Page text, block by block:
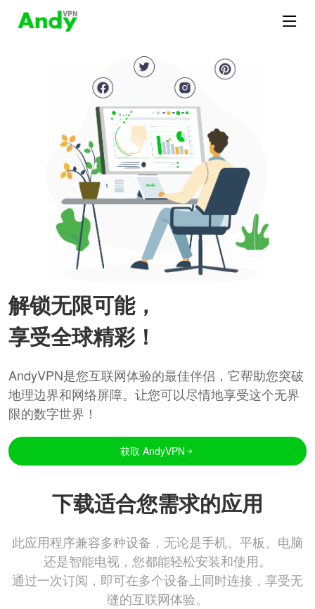
解锁无限可能，
享受全球精彩！
AndyVPN是您互联网体验的最佳伴侣，它帮助您突破
地理边界和网络屏障。让您可以尽情地享受这个无界
限的数字世界！
获取 AndyVPN
下载适合您需求的应用
此应用程序兼容多种设备，无论是手机、平板、电脑
还是智能电视，您都能轻松安装和使用。
通过一次订阅，即可在多个设备上同时连接，享受无
缝的互联网体验。